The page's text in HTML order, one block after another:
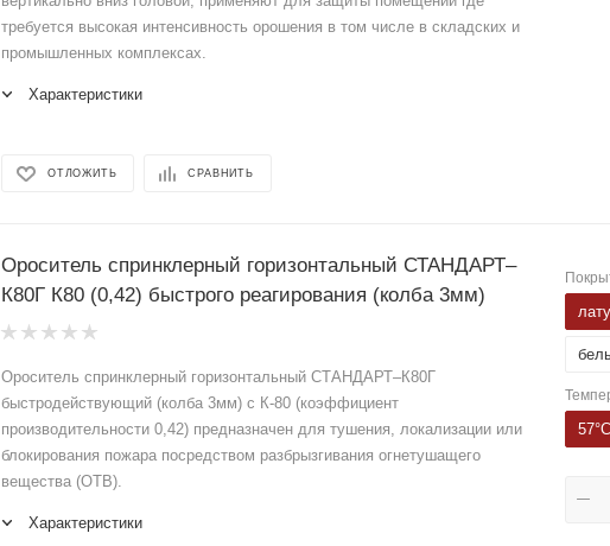
требуется высокая интенсивность орошения в том числе в складских и
промышленных комплексах.
Характеристики
ОТЛОЖИТЬ СРАВНИТЬ
Ороситель спринклерный горизонтальный СТАНДАРТ–
К80Г К80 (0,42) быстрого реагирования (колба 3мм)
Ороситель спринклерный горизонтальный СТАНДАРТ–К80Г
быстродействующий (колба 3мм) с К-80 (коэффициент
производительности 0,42) предназначен для тушения, локализации или
блокирования пожара посредством разбрызгивания огнетушащего
вещества (ОТВ).
Характеристики
57°С